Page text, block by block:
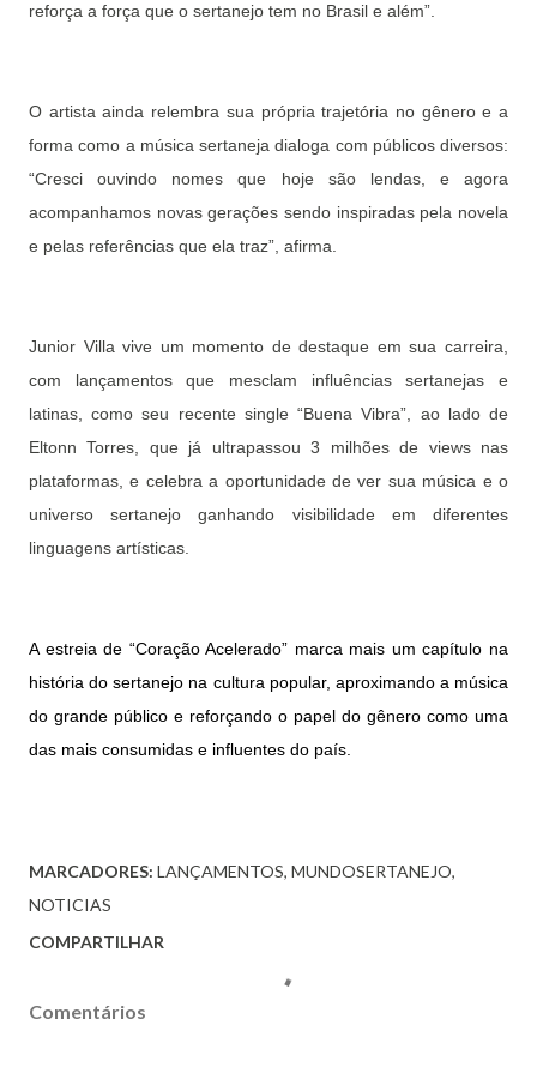
reforça a força que o sertanejo tem no Brasil e além”.
O artista ainda relembra sua própria trajetória no gênero e a
forma como a música sertaneja dialoga com públicos diversos:
“Cresci ouvindo nomes que hoje são lendas, e agora
acompanhamos novas gerações sendo inspiradas pela novela
e pelas referências que ela traz”, afirma.
Junior Villa vive um momento de destaque em sua carreira,
com lançamentos que mesclam influências sertanejas e
latinas, como seu recente single “Buena Vibra”, ao lado de
Eltonn Torres, que já ultrapassou 3 milhões de views nas
plataformas, e celebra a oportunidade de ver sua música e o
universo sertanejo ganhando visibilidade em diferentes
linguagens artísticas.
A estreia de “Coração Acelerado” marca mais um capítulo na
história do sertanejo na cultura popular, aproximando a música
do grande público e reforçando o papel do gênero como uma
das mais consumidas e influentes do país.
MARCADORES: LANÇAMENTOS MUNDOSERTANEJO
NOTICIAS
COMPARTILHAR
Comentários